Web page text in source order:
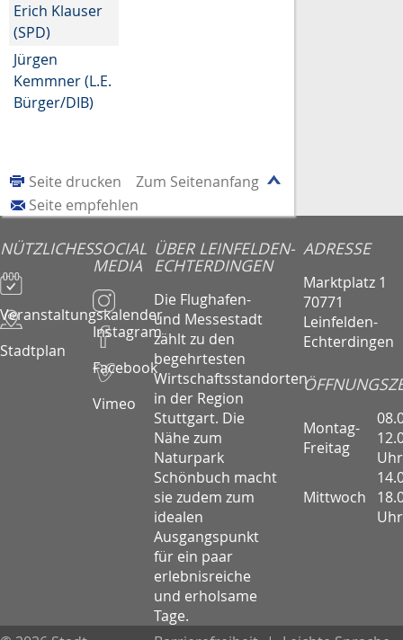
Erich Klauser
(SPD)
Jürgen
Kemmner (L.E.
Bürger/DIB)
Zum Seitenanfang
Seite drucken
Seite empfehlen
NÜTZLICHES
Veranstaltungskalender
Stadtplan
SOCIAL
MEDIA
Instagram
Facebook
Vimeo
ÜBER LEINFELDEN-
ECHTERDINGEN
Die Flughafen-
und Messestadt
zählt zu den
begehrtesten
Wirtschaftsstandorten
in der Region
Stuttgart. Die
Nähe zum
Naturpark
Schönbuch macht
sie zudem zum
idealen
Ausgangspunkt
für ein paar
erlebnisreiche
und erholsame
Tage.
ADRESSE
Marktplatz 1
70771
Leinfelden-
Echterdingen
Montag-
Freitag
Uhr
Mittwoch
Uhr